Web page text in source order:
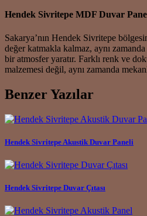
Hendek Sivritepe MDF Duvar
Sakarya’nın Hendek Sivritepe
değer katmakla kalmaz, aynı
bir atmosfer yaratır. Farklı renk ve
malzemesi değil, aynı zamanda
Benzer Yazılar
Hendek Sivritepe Akustik Duvar Paneli
Hendek Sivritepe Duvar Çıtası